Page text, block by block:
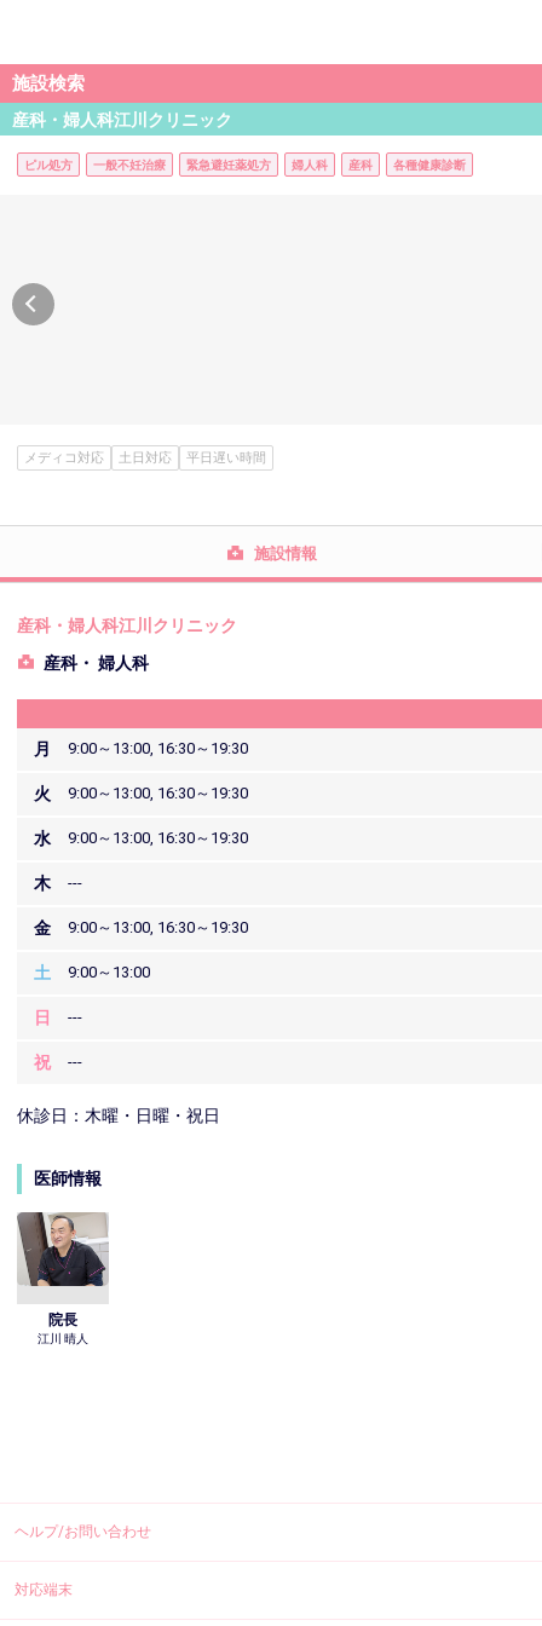
施設検索
産科・婦人科江川クリニック
ピル処方 一般不妊治療 緊急避妊薬処方 婦人科 産科 各種健康診断
メディコ対応 土日対応 平日遅い時間
施設情報
産科・婦人科江川クリニック
産科・ 婦人科
月 9:00～13:00, 16:30～19:30
火 9:00～13:00, 16:30～19:30
水 9:00～13:00, 16:30～19:30
木 ---
金 9:00～13:00, 16:30～19:30
土 9:00～13:00
日 ---
祝 ---
休診日：木曜・日曜・祝日
医師情報
院長
江川 晴人
ヘルプ/お問い合わせ
対応端末